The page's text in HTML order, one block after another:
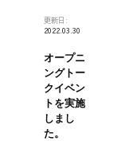
更新日:
2022.03.30
オープニ
ングトー
クイベン
トを実施
しまし
た。